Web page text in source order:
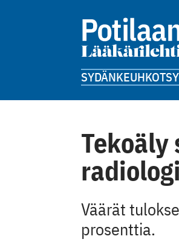
SYDÄNKEUHKOT
Väärät
prosenttia.